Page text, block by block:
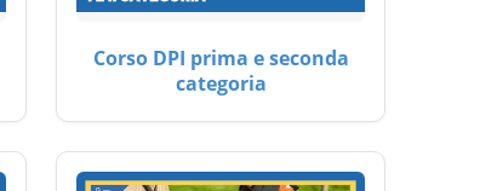
Corso DPI prima e seconda
categoria